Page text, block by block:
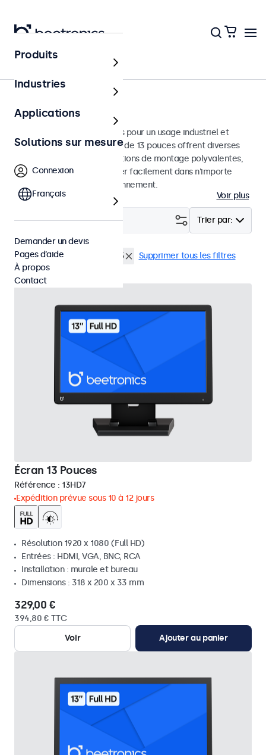
Écrans
Moniteurs 13 pouces
Moniteurs 13 pouces conçus pour un usage industriel et
commercial. Ces moniteurs de 13 pouces offrent diverses
connexions vidéo et des options de montage polyvalentes,
leur permettant de s'intégrer facilement dans n'importe
quelle application et environnement.
Voir plus
Trier par:
Filtrer (2)
Écrans 13 pouces EN50155 Supprimer tous les filtres
Écran 13 Pouces
Référence : 13HD7
Expédition prévue sous 10 à 12 jours
Résolution 1920 x 1080 (Full HD)
Entrées : HDMI, VGA, BNC, RCA
Installation : murale et bureau
Dimensions : 318 x 200 x 33 mm
329,00 €
394,80 € TTC
Voir
Ajouter au panier
Produits
Industries
Applications
Solutions sur mesure
Connexion
Français
Demander un devis
Pages d’aide
À propos
Contact